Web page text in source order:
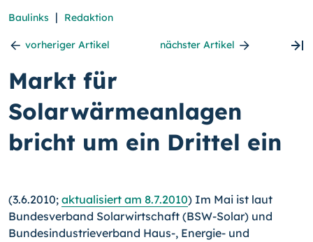
Baulinks | Redaktion
vorheriger Artikel nächster Artikel
Markt für
Solarwärmeanlagen
bricht um ein Drittel ein
(3.6.2010; aktualisiert am 8.7.2010) Im Mai ist laut
Bundesverband Solarwirtschaft (BSW-Solar) und
Bundesindustrieverband Haus-, Energie- und